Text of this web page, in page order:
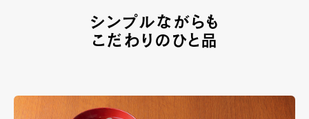
シンプルながらも
こだわりのひと品